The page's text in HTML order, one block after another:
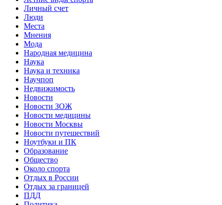
Личный счет
Люди
Места
Мнения
Мода
Народная медицина
Наука
Наука и техника
Научпоп
Недвижимость
Новости
Новости ЗОЖ
Новости медицины
Новости Москвы
Новости путешествий
Ноутбуки и ПК
Образование
Общество
Около спорта
Отдых в России
Отдых за границей
ПДД